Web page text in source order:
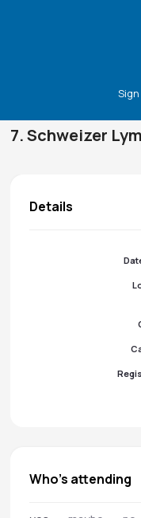
Sign
7. Schweizer
Details
Who's attending